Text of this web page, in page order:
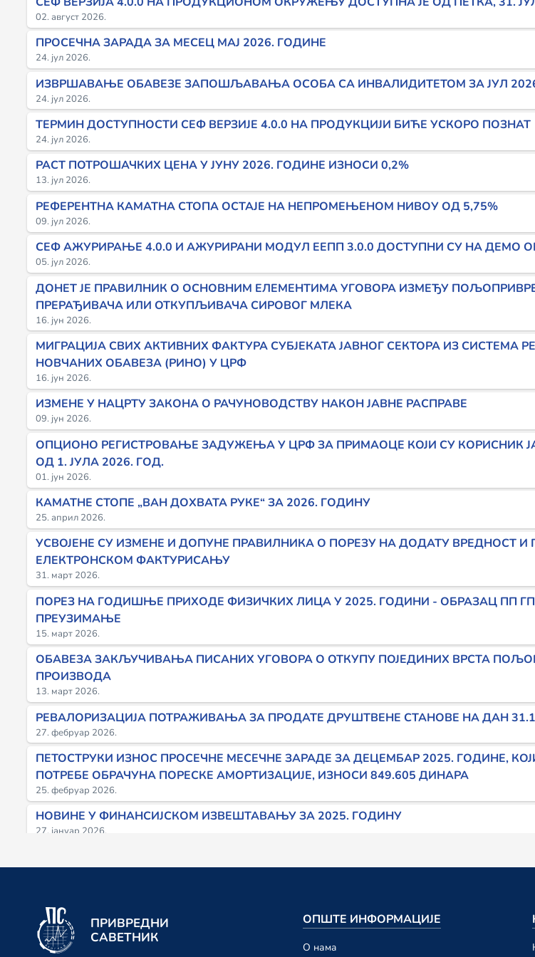
Аналитички контни план за друга правна лица
Приручник за примену ПДВ
Стопе пореза на зараде и стопе доприноса за обaвезно социјално осигурање
Извршавање обавезе запошљавања особа са инвалидитетом
Просечне зараде у Републици Србији
Најниже и највише основице за социјалне доприносе
Индекси потрошачких цена
02. август 2026.
ПРОСЕЧНА ЗАРАДА ЗА МЕСЕЦ MAJ 2026. ГОДИНЕ
24. јул 2026.
ИЗВРШАВАЊЕ ОБАВЕЗЕ ЗАПОШЉАВАЊА ОСОБА СА ИНВАЛИДИТЕТОМ ЗА ЈУЛ
24. јул 2026.
ТЕРМИН ДОСТУПНОСТИ СЕФ ВЕРЗИЈЕ 4.0.0 НА ПРОДУКЦИЈИ БИЋЕ УСКОРО ПОЗНАТ
24. јул 2026.
РАСТ ПОТРОШАЧКИХ ЦЕНА У ЈУНУ 2026. ГОДИНЕ ИЗНОСИ 0,2%
13. јул 2026.
РЕФЕРЕНТНА КАМАТНА СТОПА ОСТАЈЕ НА НЕПРОМЕЊЕНОМ НИВОУ ОД 5,75%
09. јул 2026.
СЕФ АЖУРИРАЊЕ 4.0.0 И АЖУРИРАНИ МОДУЛ ЕЕПП 3.0.0 ДОСТУПНИ СУ НА ДЕМО
05. јул 2026.
ДОНЕТ ЈЕ ПРАВИЛНИК О ОСНОВНИМ ЕЛЕМЕНТИМА УГОВОРА ИЗМЕЂУ
ПРЕРАЂИВАЧА ИЛИ ОТКУПЉИВАЧА СИРОВОГ МЛЕКА
16. јун 2026.
МИГРАЦИЈА СВИХ АКТИВНИХ ФАКТУРА СУБЈЕКАТА ЈАВНОГ СЕКТОРА ИЗ СИСТЕМА
НОВЧАНИХ ОБАВЕЗА (РИНО) У ЦРФ
16. јун 2026.
ИЗМЕНЕ У НАЦРТУ ЗАКОНА О РАЧУНОВОДСТВУ НАКОН ЈАВНЕ РАСПРАВЕ
09. јун 2026.
ОПЦИОНО РЕГИСТРОВАЊЕ ЗАДУЖЕЊА У ЦРФ ЗА ПРИМАОЦЕ КОЈИ СУ КОРИСНИК
ОД 1. ЈУЛА 2026. ГОД.
01. јун 2026.
КАМАТНЕ СТОПЕ „ВАН ДОХВАТА РУКЕ“ ЗА 2026. ГОДИНУ
25. април 2026.
УСВОЈЕНЕ СУ ИЗМЕНЕ И ДОПУНЕ ПРАВИЛНИКА О ПОРЕЗУ НА ДОДАТУ ВРЕДНОСТ И
ЕЛЕКТРОНСКОМ ФАКТУРИСАЊУ
31. март 2026.
ПОРЕЗ НА ГОДИШЊЕ ПРИХОДЕ ФИЗИЧКИХ ЛИЦА У 2025. ГОДИНИ - ОБРАЗАЦ ПП
ПРЕУЗИМАЊЕ
15. март 2026.
ОБАВЕЗА ЗАКЉУЧИВАЊА ПИСАНИХ УГОВОРА О ОТКУПУ ПОЈЕДИНИХ ВРСТА
ПРОИЗВОДА
13. март 2026.
РЕВАЛОРИЗАЦИЈА ПОТРАЖИВАЊА ЗА ПРОДАТЕ ДРУШТВЕНЕ СТАНОВЕ НА ДАН
27. фебруар 2026.
ПЕТОСТРУКИ ИЗНОС ПРОСЕЧНЕ МЕСЕЧНЕ ЗАРАДЕ ЗА ДЕЦЕМБАР 2025. ГОДИНЕ,
ПОТРЕБЕ ОБРАЧУНА ПОРЕСКЕ АМОРТИЗАЦИЈЕ, ИЗНОСИ 849.605 ДИНАРА
25. фебруар 2026.
НОВИНЕ У ФИНАНСИЈСКОМ ИЗВЕШТАВАЊУ ЗА 2025. ГОДИНУ
27. јануар 2026.
РЕШЕЊА „Е-БОЛОВАЊЕ - ПОСЛОДАВАЦ“
12. јануар 2026.ПРИВРЕДНИ
САВЕТНИК
ОПШТЕ ИНФОРМАЦИЈЕ
О намa